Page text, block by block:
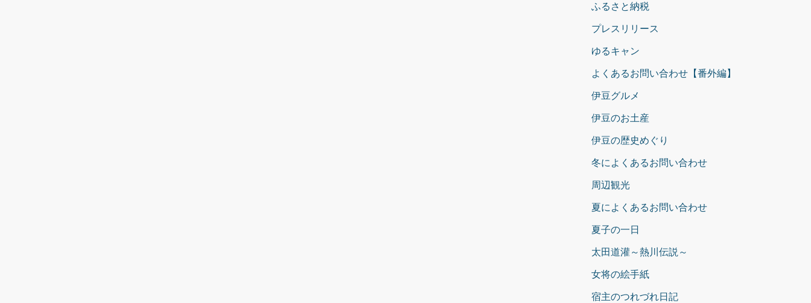
ふるさと納税
プレスリリース
ゆるキャン
よくあるお問い合わせ【番外編】
伊豆グルメ
伊豆のお土産
伊豆の歴史めぐり
冬によくあるお問い合わせ
周辺観光
夏によくあるお問い合わせ
夏子の一日
太田道灌～熱川伝説～
女将の絵手紙
宿主のつれづれ日記